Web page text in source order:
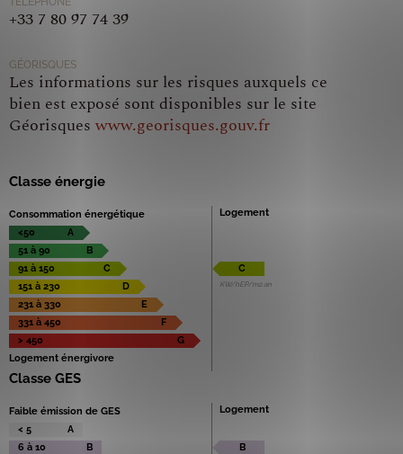
+33 7 80 97 74 39
GÉORISQUES
Les informations sur les risques auxquels ce
bien est exposé sont disponibles sur le site
Géorisques www.georisques.gouv.fr
Classe énergie
Consommation énergétique
<50
A
51 à 90
B
91 à 150
C
151 à 230
D
231 à 330
E
331 à 450
F
> 450
G
Logement énergivore
Logement
C
KW/hEP/m2.an
Classe GES
Faible émission de GES
< 5
A
6 à 10
B
Logement
B